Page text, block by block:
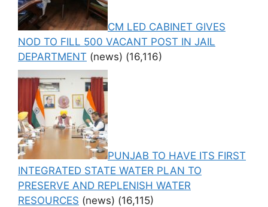
CM LED CABINET GIVES
NOD TO FILL 500 VACANT POST IN JAIL
DEPARTMENT (news) (16,116)
PUNJAB TO HAVE ITS FIRST
INTEGRATED STATE WATER PLAN TO
PRESERVE AND REPLENISH WATER
RESOURCES (news) (16,115)